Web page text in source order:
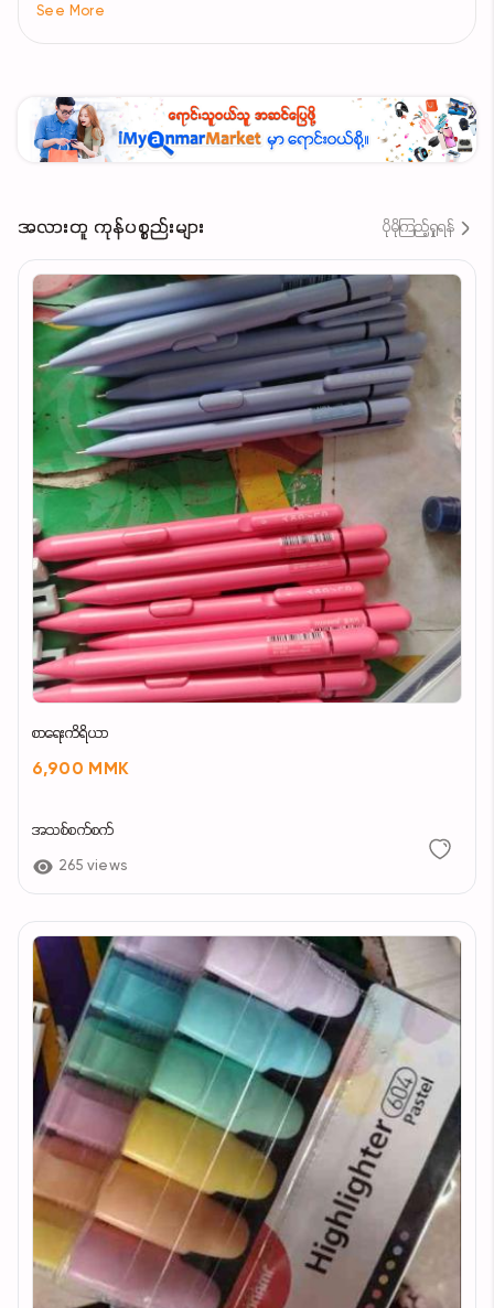
ခြောက်သွေ့ယားယံခြင်းတွေကို ထိထိရောက်ရောက်
လို့ ဆံပင်အုံထူထူလေးဖြစ်ချင်တယ်ဆိုရင်သုံးကြည့်နော်
ပျက်စီးနေတဲ့ဆံသားတွေကိုrepair ပြန်လုပ်ပေးပြီး
Tonic
🤎Natural Herbal Extract ရဲ့အာနိသင်ကြောင့်ဆံ
သားတစ်မျှင်ချင်းစီကျန်းမာသန်စွမ်းစေပြီးဆံပင်ကျွတ်တာ
ကိုသက်သာစေပါတယ် ဆံပင်ပါးပြီးဆံသားအားနည်းသူ
တွေအတွက်အသင့်တော်ဆုံးဖြစ်ပြီး baby hair လေးတွေပါ
ထွက်လာစေပါတယ်နော် ခေါင်းလျှော်ပြီးတိုင်း မစိုမခြောက်
လေးမှာTonic လေးကိုသုံးပေးလို့ရပါတယ်ရှင့်
✅Price - 45000 (Shampoo)
Price - 40000 ( Tonic )
Address
🏠 09983522957
See More
အလားတူ ကုန်ပစ္စည်းများ ပိုမိုကြည့်ရှုရန်
စာရေးကိရိယာ
6,900 MMK
အသစ်စက်စက်
265 views